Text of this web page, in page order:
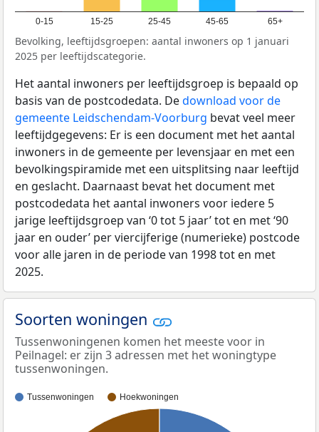
0-15 15-25 25-45 45-65 65+
Bevolking, leeftijdsgroepen: aantal inwoners op 1 januari
2025 per leeftijdscategorie.
Het aantal inwoners per leeftijdsgroep is bepaald op
basis van de postcodedata. Dedownload voor de
gemeente Leidschendam-Voorburg bevat veel meer
leeftijdgegevens: Er is een document met het aantal
inwoners in de gemeente per levensjaar en met een
bevolkingspiramide met een uitsplitsing naar leeftijd
en geslacht. Daarnaast bevat het document met
postcodedata het aantal inwoners voor iedere 5
jarige leeftijdsgroep van ‘0 tot 5 jaar’ tot en met ‘90
jaar en ouder’ per viercijferige (numerieke) postcode
voor alle jaren in de periode van 1998 tot en met
2025.
Soorten woningen
Tussenwoningenen komen het meeste voor in
Peilnagel: er zijn 3 adressen met het woningtype
tussenwoningen.
Tussenwoningen Hoekwoningen